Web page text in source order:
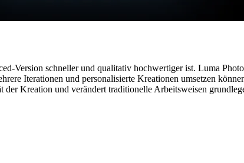
Version schneller und qualitativ hochwertiger ist. Luma
Iterationen und personalisierte Kreationen umsetzen
Kreation und verändert traditionelle Arbeitsweisen